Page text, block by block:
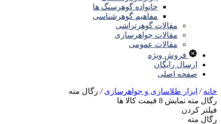
خانواده گوهرسنگ ها
مفاهیم گوهرشناسی
مقالات گوهرتراشی
مقالات جواهرسازی
مقالات عمومی
فروش ویژه
ارسال رایگان
صفحه اصلی
/ابزار طلاسازی و جواهرسازی/رگال مته
متهنمایش 8 قیمت کالا ها
کردن
مته